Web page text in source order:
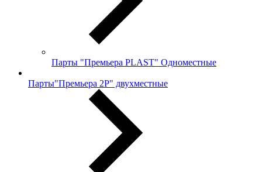
Парты "Премьера PLAST" Одноместные
Парты"Премьера 2Р" двухместные